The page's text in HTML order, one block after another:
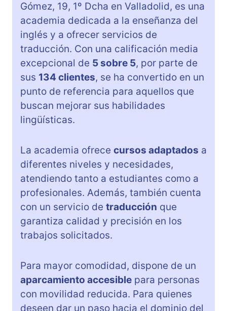
Gómez, 19, 1º Dcha en Valladolid, es una
academia dedicada a la enseñanza del
inglés y a ofrecer servicios de
traducción. Con una calificación media
excepcional de 5 sobre 5, por parte de
sus 134 clientes, se ha convertido en un
punto de referencia para aquellos que
buscan mejorar sus habilidades
lingüísticas.
La academia ofrece cursos adaptados a
diferentes niveles y necesidades,
atendiendo tanto a estudiantes como a
profesionales. Además, también cuenta
con un servicio de traducción que
garantiza calidad y precisión en los
trabajos solicitados.
Para mayor comodidad, dispone de un
aparcamiento accesible para personas
con movilidad reducida. Para quienes
deseen dar un paso hacia el dominio del